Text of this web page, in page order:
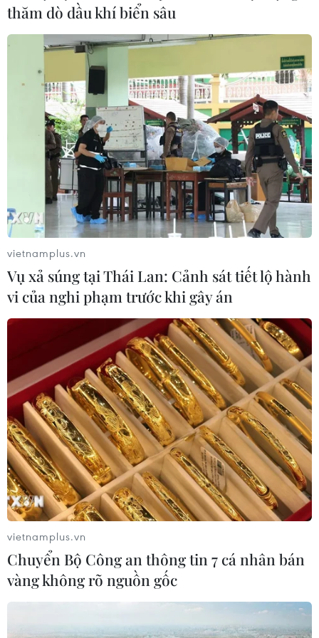
Đậu mùa khỉ thuộc danh
mục bệnh truyền nhiễm gì tại Việt Nam?
11/11/2022 03:01
Bộ Y tế vừa có quyết định bổ sung bệnh đậu mùa khỉ
vào danh mục các bệnh truyền nhiễm nhóm B - gồm
các bệnh truyền nhiễm nguy hiểm có khả năng lây
truyền nhanh và có thể gây tử vong.
thăm dò dầu khí biển sâu
vietnamplus.vn
Vụ xả súng tại Thái Lan: Cảnh sát tiết lộ hành
vi của nghi phạm trước khi gây án
vietnamplus.vn
Chuyển Bộ Công an thông tin 7 cá nhân bán
vàng không rõ nguồn gốc